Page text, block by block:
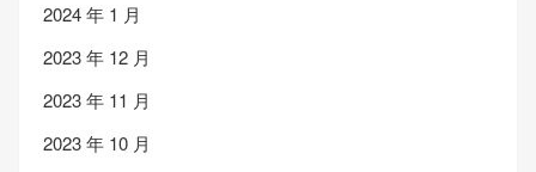
2024 年 1 月
2023 年 12 月
2023 年 11 月
2023 年 10 月